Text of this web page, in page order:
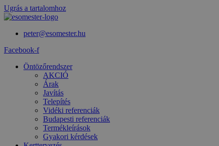
Ugrás a tartalomhoz
peter@esomester.hu
Facebook-f
Öntözőrendszer
AKCIÓ
Árak
Javítás
Telepítés
Vidéki referenciák
Budapesti referenciák
Termékleírások
Gyakori kérdések